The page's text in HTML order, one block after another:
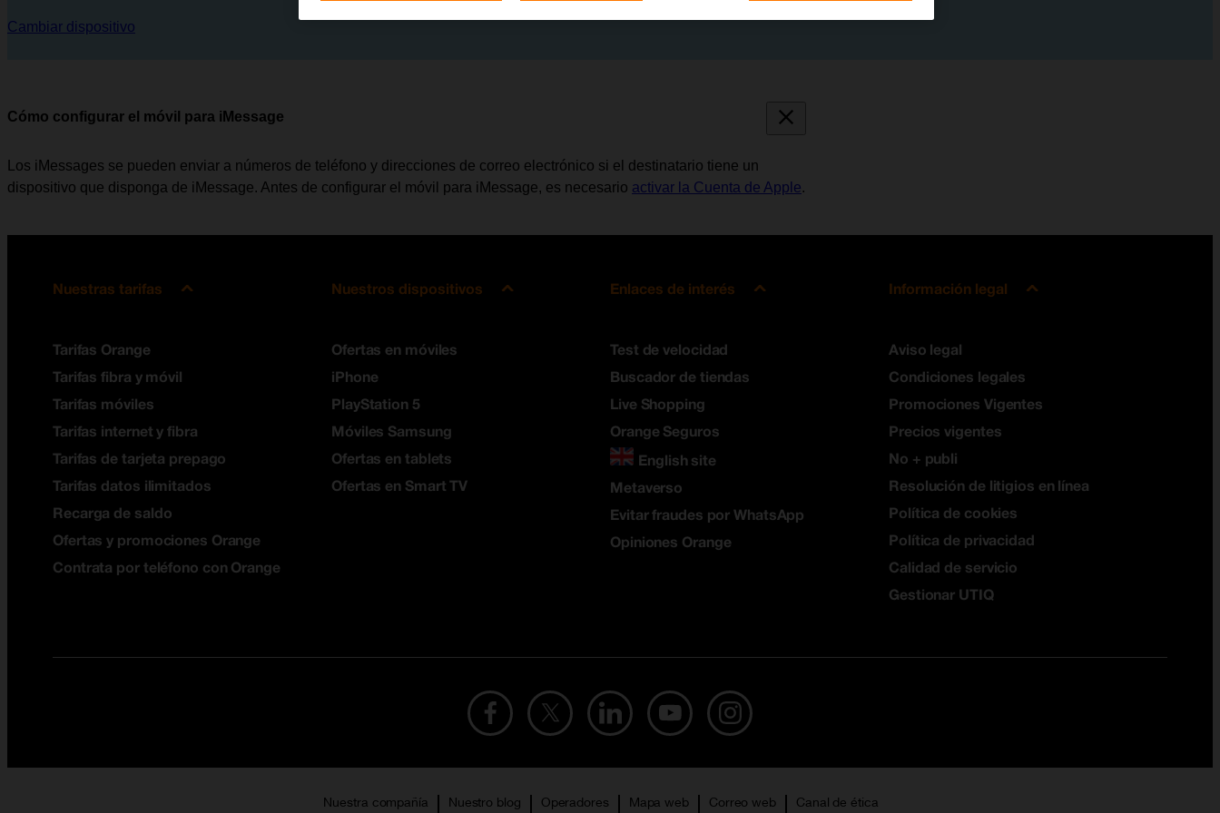
Cambiar dispositivo
Cómo configurar el móvil para iMessage
Los iMessages se pueden enviar a números de teléfono y direcciones de correo electrónico si el destinatario tiene un
dispositivo que disponga de iMessage. Antes de configurar el móvil para iMessage, es necesario activar la Cuenta de Apple.
Nuestras tarifas
Tarifas Orange
Tarifas fibra y móvil
Tarifas móviles
Tarifas internet y fibra
Tarifas de tarjeta prepago
Tarifas datos ilimitados
Recarga de saldo
Ofertas y promociones Orange
Contrata por teléfono con Orange
Nuestros dispositivos
Ofertas en móviles
iPhone
PlayStation 5
Móviles Samsung
Ofertas en tablets
Ofertas en Smart TV
Enlaces de interés
Test de velocidad
Buscador de tiendas
Live Shopping
Orange Seguros
English site
Metaverso
Evitar fraudes por WhatsApp
Opiniones Orange
Información legal
Aviso legal
Condiciones legales
Promociones Vigentes
Precios vigentes
No + publi
Resolución de litigios en línea
Política de cookies
Política de privacidad
Calidad de servicio
Gestionar UTIQ
Nuestra compañía Nuestro blog Operadores Mapa web Correo web Canal de ética